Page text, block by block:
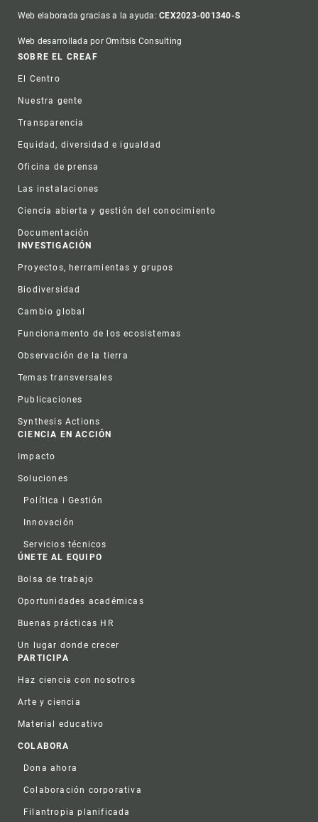
Web elaborada gracias a la ayuda:CEX2023-001340-S
Web desarrollada por Omitsis Consulting
Footer
SOBRE EL CREAF
El Centro
Nuestra gente
Transparencia
Equidad, diversidad e igualdad
Oficina de prensa
Las instalaciones
Ciencia abierta y gestión del conocimiento
Documentación
INVESTIGACIÓN
Proyectos, herramientas y grupos
Biodiversidad
Cambio global
Funcionamento de los ecosistemas
Observación de la tierra
Temas transversales
Publicaciones
Synthesis Actions
CIENCIA EN ACCIÓN
Impacto
Soluciones
Política i Gestión
Innovación
Servicios técnicos
ÚNETE AL EQUIPO
Bolsa de trabajo
Oportunidades académicas
Buenas prácticas HR
Un lugar donde crecer
PARTICIPA
Haz ciencia con nosotros
Arte y ciencia
Material educativo
COLABORA
Dona ahora
Colaboración corporativa
Filantropia planificada